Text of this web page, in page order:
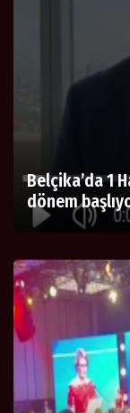
Belçika’da 1
dönem